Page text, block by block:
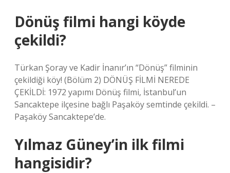
Dönüş filmi hangi köyde
çekildi?
Türkan Şoray ve Kadir İnanır’ın “Dönüş” filminin
çekildiği köy! (Bölüm 2) DÖNÜŞ FİLMİ NEREDE
ÇEKİLDİ: 1972 yapımı Dönüş filmi, İstanbul’un
Sancaktepe ilçesine bağlı Paşaköy semtinde çekildi. –
Paşaköy Sancaktepe’de.
Yılmaz Güney’in ilk filmi
hangisidir?